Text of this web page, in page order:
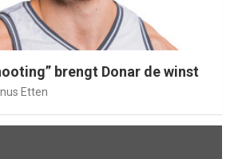
brengt Donar de winst
Etten